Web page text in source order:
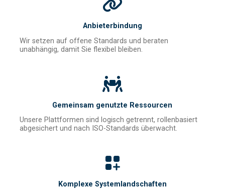
Anbieterbindung
Wir setzen auf offene Standards und beraten
unabhängig, damit Sie flexibel bleiben.
Gemeinsam genutzte Ressourcen
Unsere Plattformen sind logisch getrennt, rollenbasiert
abgesichert und nach ISO-Standards überwacht.
Komplexe Systemlandschaften